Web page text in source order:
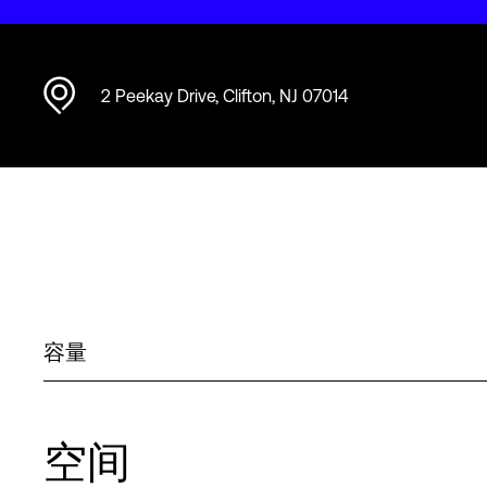
2 Peekay Drive, Clifton, NJ 07014
容量
空间